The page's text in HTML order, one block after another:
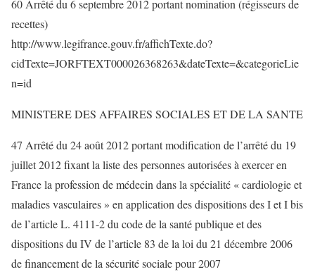
60 Arrêté du 6 septembre 2012 portant nomination (régisseurs de
recettes)
http://www.legifrance.gouv.fr/affichTexte.do?
cidTexte=JORFTEXT000026368263&dateTexte=&categorieLie
n=id
MINISTERE DES AFFAIRES SOCIALES ET DE LA SANTE
47 Arrêté du 24 août 2012 portant modification de l’arrêté du 19
juillet 2012 fixant la liste des personnes autorisées à exercer en
France la profession de médecin dans la spécialité « cardiologie et
maladies vasculaires » en application des dispositions des I et I bis
de l’article L. 4111-2 du code de la santé publique et des
dispositions du IV de l’article 83 de la loi du 21 décembre 2006
de financement de la sécurité sociale pour 2007